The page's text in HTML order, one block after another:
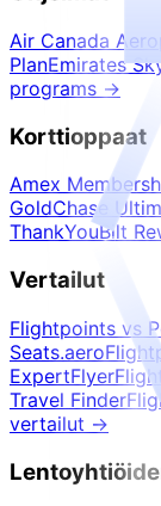
Air Canada
PlanEmirates
programs →
Korttioppaat
Amex
GoldChase
ThankYouBilt
Vertailut
Flightpoints vs
Seats.aero
ExpertFlyer
Travel Finder
vertailut →